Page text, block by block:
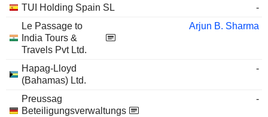
TUI Holding Spain SL
-
Le Passage to
India Tours &
Travels Pvt Ltd.
Arjun B. Sharma
Hapag-Lloyd
(Bahamas) Ltd.
-
Preussag
Beteiligungsverwaltungs
-